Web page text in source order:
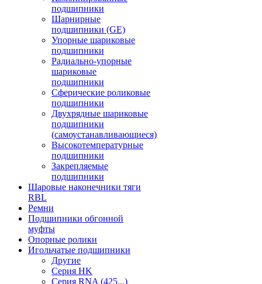
подшипники
Шарнирные
подшипники (GE)
Упорные шариковые
подшипники
Радиально-упорные
шариковые
подшипники
Сферические роликовые
подшипники
Двухрядные шариковые
подшипники
(самоустанавливающиеся)
Высокотемпературные
подшипники
Закрепляемые
подшипники
Шаровые наконечники тяги
RBL
Ремни
Подшипники обгонной
муфты
Опорные ролики
Игольчатые подшипники
Другие
Серия HK
Серия RNA (425...)